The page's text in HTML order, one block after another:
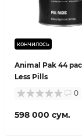
кончилось
Animal Pak 44
Less Pills
0
598 000 сум.